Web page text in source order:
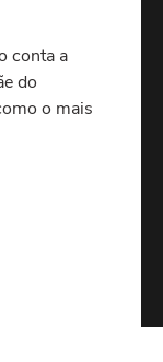
conta a
do
o mais